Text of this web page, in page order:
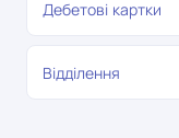
Дебетові картки
Відділення